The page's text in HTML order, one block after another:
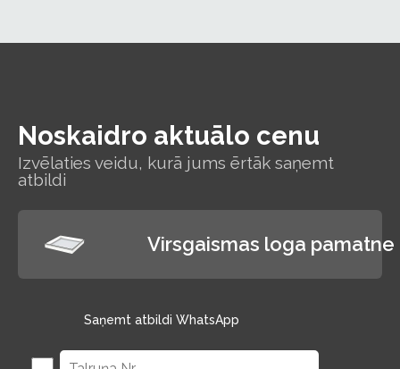
Noskaidro aktuālo cenu
Izvēlaties veidu, kurā jums ērtāk saņemt
atbildi
Virsgaismas loga pamatne
Saņemt atbildi WhatsApp